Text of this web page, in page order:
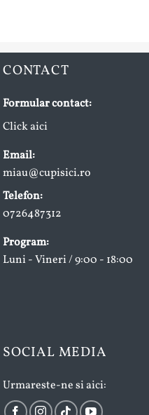
CONTACT
Formular contact:
Click aici
Email:
miau@cupisici.ro
Telefon:
0726487312
Program:
Luni - Vineri / 9:00 - 18:00
SOCIAL MEDIA
Urmareste-ne si aici: